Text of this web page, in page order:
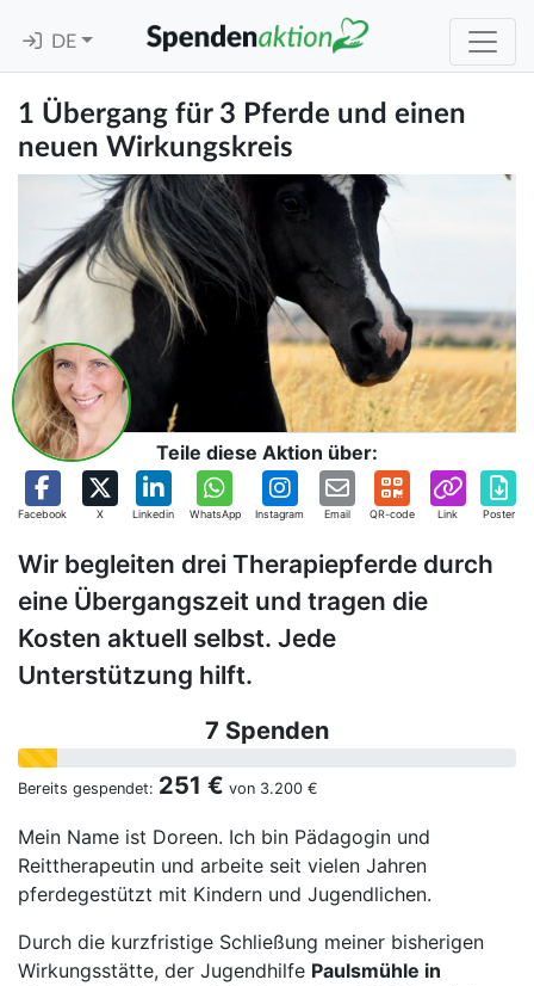
DE
1 Übergang für 3 Pferde und einen
neuen Wirkungskreis
Teile diese Aktion über:
Facebook X Linkedin WhatsApp Instagram Email QR-code Link Poster
Wir begleiten drei Therapiepferde durch
eine Übergangszeit und tragen die
Kosten aktuell selbst. Jede
Unterstützung hilft.
7 Spenden
Bereits gespendet: 251 € von 3.200 €
Mein Name ist Doreen. Ich bin Pädagogin und
Reittherapeutin und arbeite seit vielen Jahren
pferdegestützt mit Kindern und Jugendlichen.
Durch die kurzfristige Schließung meiner bisherigen
Wirkungsstätte, der Jugendhilfe Paulsmühle in